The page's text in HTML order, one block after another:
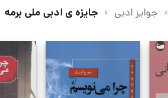
» جوایز ادبی » جایزه ی ادبی ملی برمه